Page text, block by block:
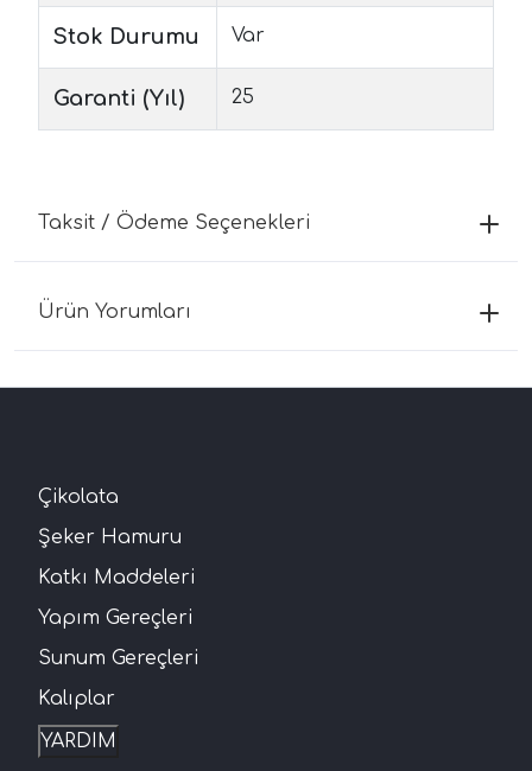
Stok Durumu Var
Garanti (Yıl) 25
Taksit / Ödeme Seçenekleri
Ürün Yorumları
Çikolata
Şeker Hamuru
Katkı Maddeleri
Yapım Gereçleri
Sunum Gereçleri
Kalıplar
YARDIM